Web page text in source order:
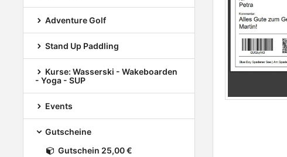
Adventure Golf
Stand Up Paddling
Kurse: Wasserski - Wakeboarden
- Yoga - SUP
Events
Gutscheine
Gutschein 25,00 €